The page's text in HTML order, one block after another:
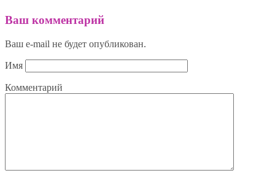
Ваш комментарий
Ваш e-mail не будет опубликован.
Имя
Комментарий